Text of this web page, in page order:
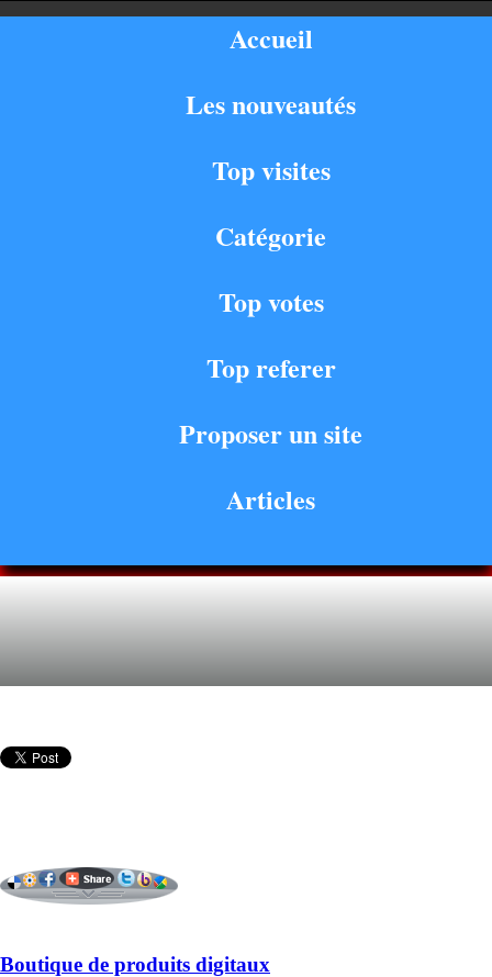
Accueil
Les nouveautés
Top visites
Catégorie
Top votes
Top referer
Proposer un site
Articles
Boutique de produits digitaux